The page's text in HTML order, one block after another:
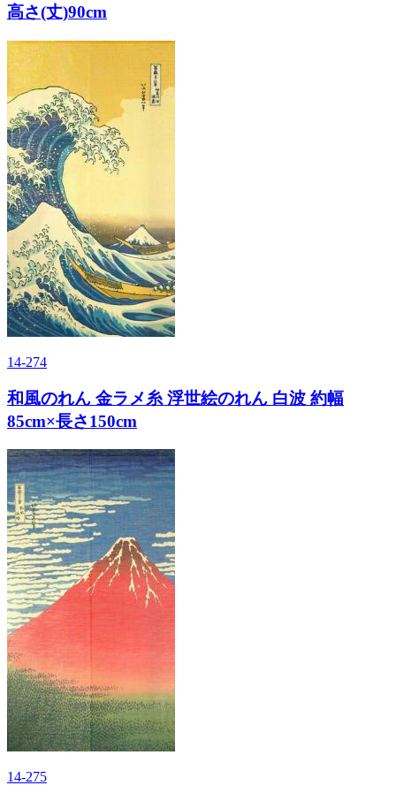
高さ(丈)90cm
14-274
和風のれん 金ラメ糸 浮世絵のれん 白波 約幅
85cm×長さ150cm
14-275